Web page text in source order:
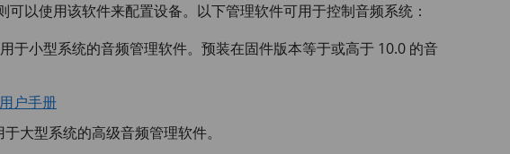
以使用该软件来配置设备。以下管理软件可用于控制音频系统：
于小型系统的音频管理软件。预装在固件版本等于或高于 10.0 的音
户手册
大型系统的高级音频管理软件。